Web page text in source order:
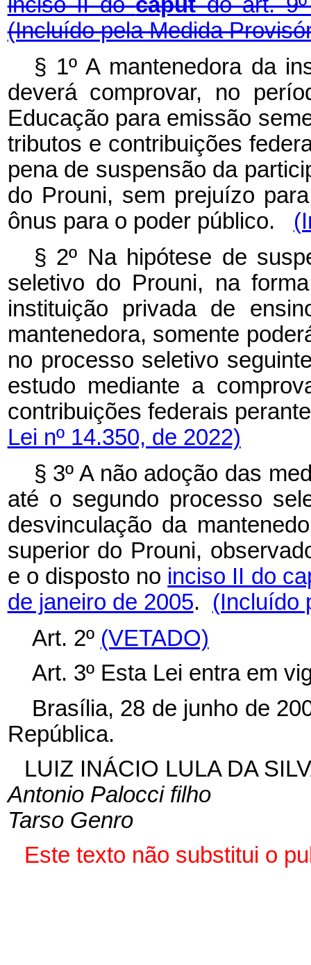
(Incluído pela Medida
§ 1º A mantenedora da
deverá comprovar, no
Educação para emissão
tributos e contribuições
pena de suspensão da
do Prouni, sem prejuízo
ônus para o poder público.
§ 2º Na hipótese de
seletivo do Prouni, na
instituição privada de
mantenedora, somente
no processo seletivo
estudo mediante a
contribuições federais
Lei nº 14.350, de 2022)
§ 3º A não adoção das
até o segundo processo
desvinculação da
superior do Prouni,
e o disposto no inciso II do
de janeiro de 2005.
(Incluído
Art. 2º (VETADO)
Art. 3º Esta Lei entra em
Brasília, 28 de junho de
República.
LUIZ INÁCIO LULA DA
Antonio Palocci filho
Tarso Genro
Este texto não substitui o